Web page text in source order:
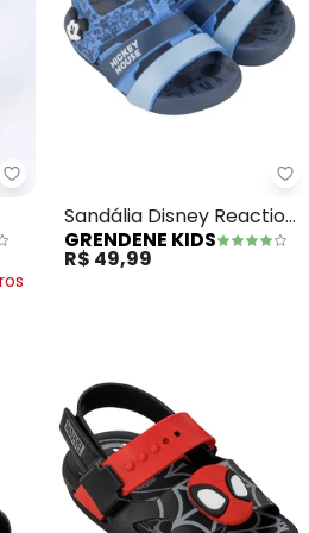
Grendene Kids - Sandália
Sandália Disney Reaction
(Azul)
GRENDENE KIDS
R$ 49,99